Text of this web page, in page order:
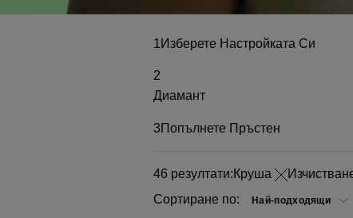
1Изберете Настройката Си
2
Диамант
3Попълнете Пръстен
46 резултати: Круша
Сортиране по: